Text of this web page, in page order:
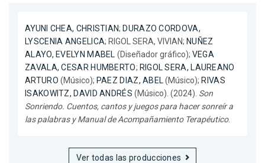
AYUNI CHEA, CHRISTIAN; DURAZO CORDOVA,
LYSCENIA ANGELICA; RIGOL SERA, VIVIAN; NUÑEZ
ALAYO, EVELYN MABEL (Diseñador gráfico); VEGA
ZAVALA, CESAR HUMBERTO; RIGOL SERA, LAUREANO
ARTURO (Músico); PAEZ DIAZ, ABEL (Músico); RIVAS
ISAKOWITZ, DAVID ANDRÉS (Músico). (2024). Son
Sonriendo. Cuentos, cantos y juegos para hacer sonreír a
las palabras y Manual de Acompañamiento Terapéutico.
Ver todas las producciones